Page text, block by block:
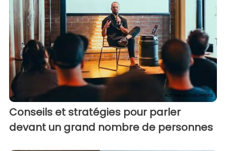
Conseils et stratégies pour parler
devant un grand nombre de personnes